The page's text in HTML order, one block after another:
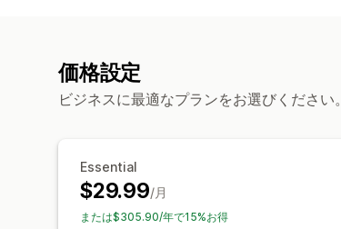
価格設定
ビジネスに最適なプランをお選びください。
Essential
$29.99/月
または$305.90/年で15%お得